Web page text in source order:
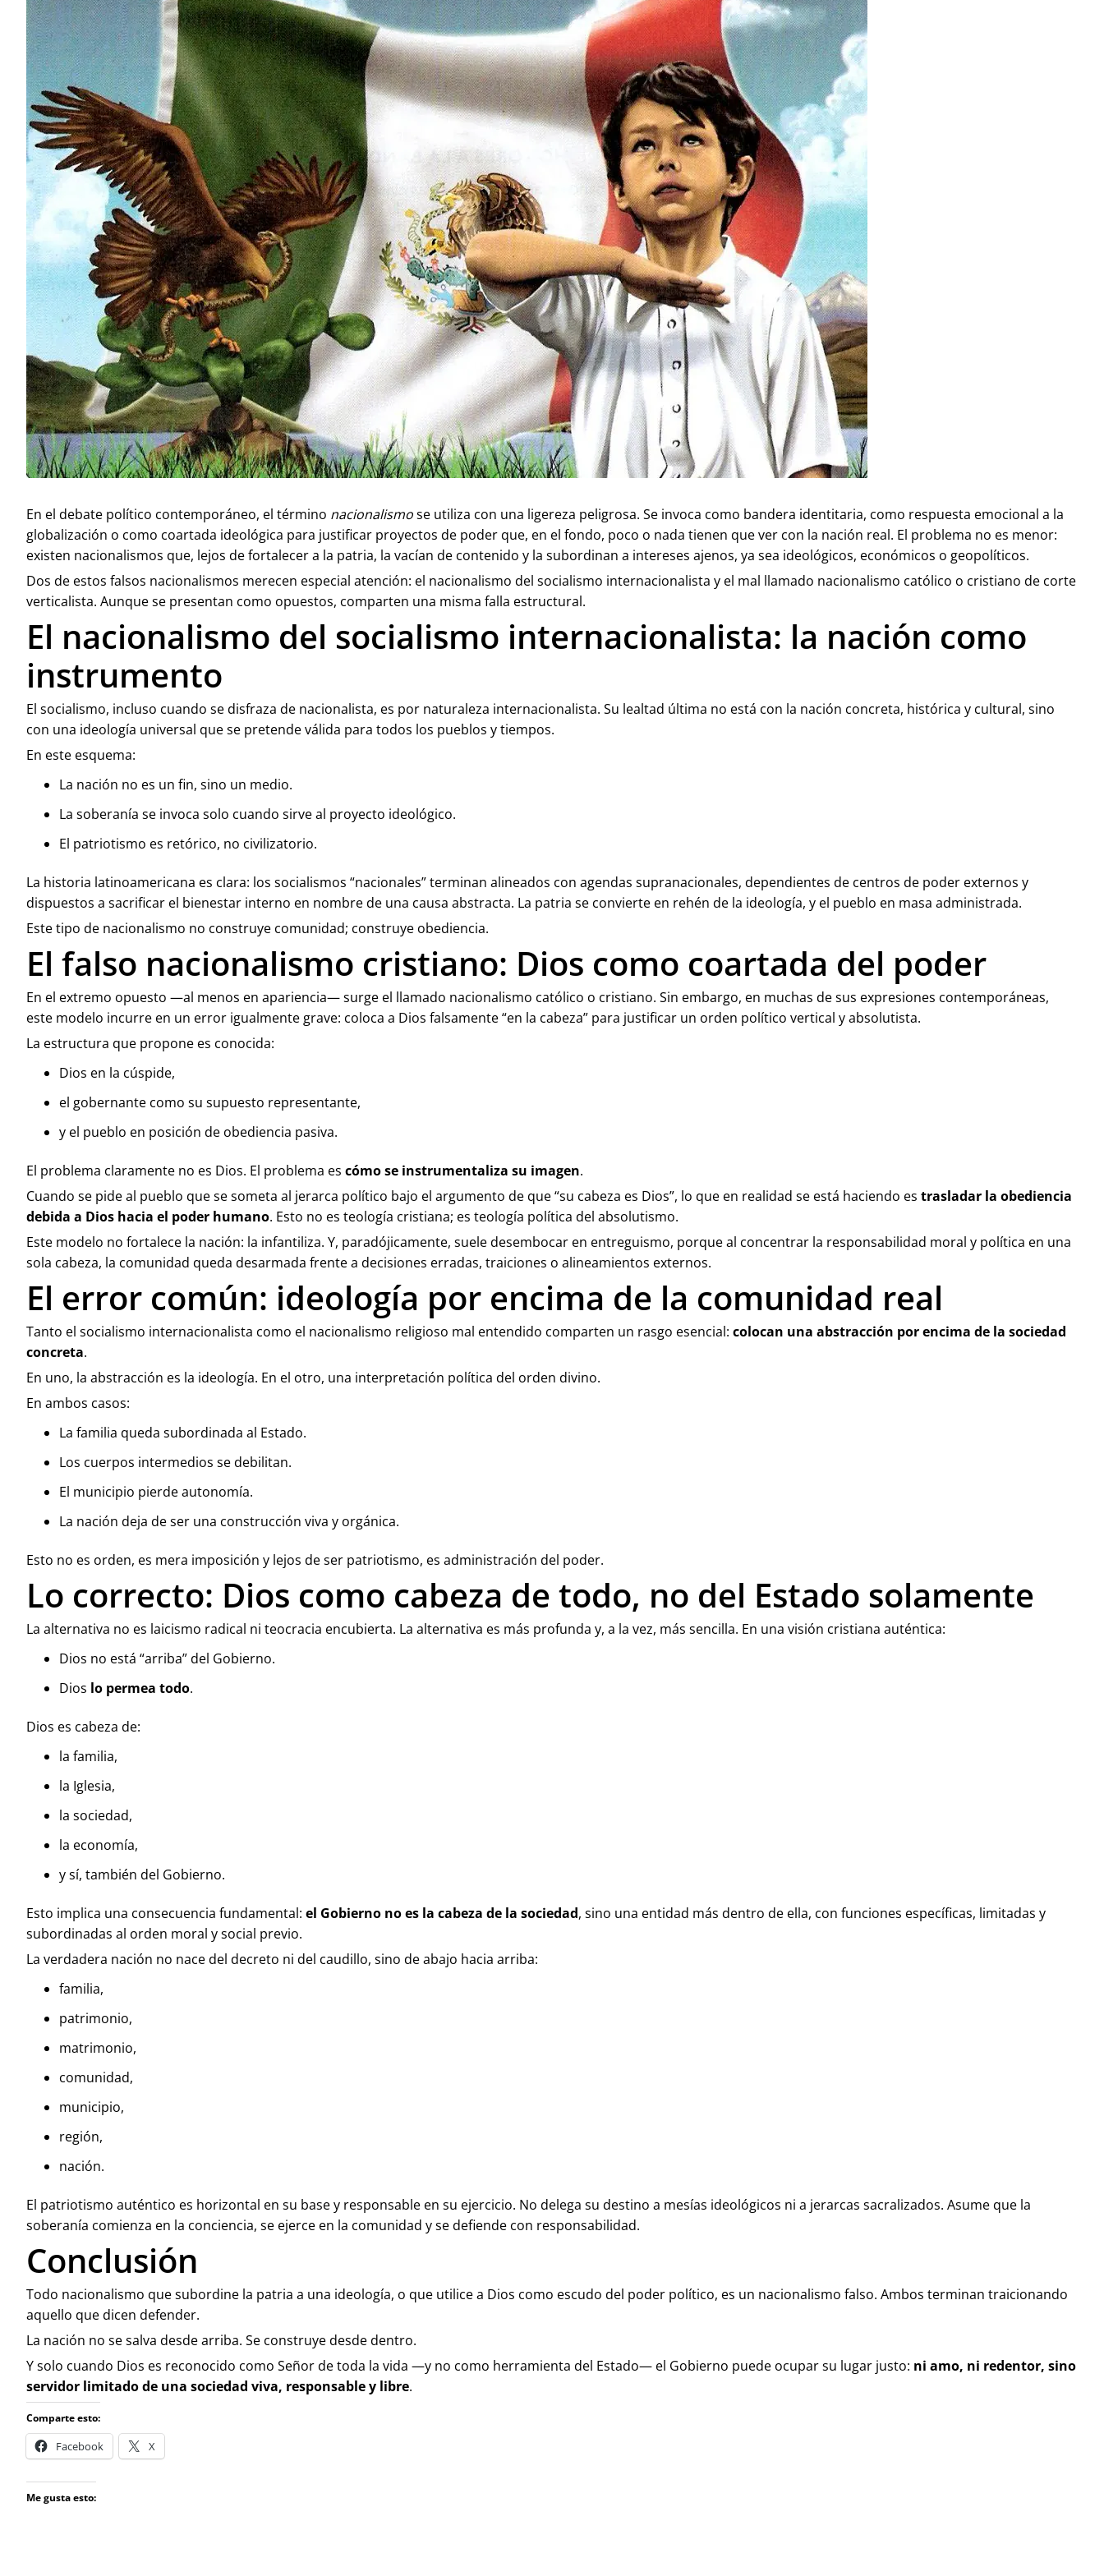
En el debate político contemporáneo, el término nacionalismose utiliza con una ligereza peligrosa. Se invoca como bandera identitaria, como respuesta emocional a la
globalización o como coartada ideológica para justificar proyectos de poder que, en el fondo, poco o nada tienen que ver con la nación real. El problema no es menor:
existen nacionalismos que, lejos de fortalecer a la patria, la vacían de contenido y la subordinan a intereses ajenos, ya sea ideológicos, económicos o geopolíticos.
Dos de estos falsos nacionalismos merecen especial atención: el nacionalismo del socialismo internacionalista y el mal llamado nacionalismo católico o cristiano de corte
verticalista. Aunque se presentan como opuestos, comparten una misma falla estructural.
El nacionalismo del socialismo internacionalista: la nación como
instrumento
El socialismo, incluso cuando se disfraza de nacionalista, es por naturaleza internacionalista. Su lealtad última no está con la nación concreta, histórica y cultural, sino
con una ideología universal que se pretende válida para todos los pueblos y tiempos.
En este esquema:
La nación no es un fin, sino un medio.
La soberanía se invoca solo cuando sirve al proyecto ideológico.
El patriotismo es retórico, no civilizatorio.
La historia latinoamericana es clara: los socialismos “nacionales” terminan alineados con agendas supranacionales, dependientes de centros de poder externos y
dispuestos a sacrificar el bienestar interno en nombre de una causa abstracta. La patria se convierte en rehén de la ideología, y el pueblo en masa administrada.
Este tipo de nacionalismo no construye comunidad; construye obediencia.
El falso nacionalismo cristiano: Dios como coartada del poder
En el extremo opuesto —al menos en apariencia— surge el llamado nacionalismo católico o cristiano. Sin embargo, en muchas de sus expresiones contemporáneas,
este modelo incurre en un error igualmente grave: coloca a Dios falsamente “en la cabeza” para justificar un orden político vertical y absolutista.
La estructura que propone es conocida:
Dios en la cúspide,
el gobernante como su supuesto representante,
y el pueblo en posición de obediencia pasiva.
El problema claramente no es Dios. El problema es cómo se instrumentaliza su imagen.
Cuando se pide al pueblo que se someta al jerarca político bajo el argumento de que “su cabeza es Dios”, lo que en realidad se está haciendo es trasladar la obediencia
debida a Dios hacia el poder humano. Esto no es teología cristiana; es teología política del absolutismo.
Este modelo no fortalece la nación: la infantiliza. Y, paradójicamente, suele desembocar en entreguismo, porque al concentrar la responsabilidad moral y política en una
sola cabeza, la comunidad queda desarmada frente a decisiones erradas, traiciones o alineamientos externos.
El error común: ideología por encima de la comunidad real
Tanto el socialismo internacionalista como el nacionalismo religioso mal entendido comparten un rasgo esencial: colocan una abstracción por encima de la sociedad
concreta.
En uno, la abstracción es la ideología. En el otro, una interpretación política del orden divino.
En ambos casos:
La familia queda subordinada al Estado.
Los cuerpos intermedios se debilitan.
El municipio pierde autonomía.
La nación deja de ser una construcción viva y orgánica.
Esto no es orden, es mera imposición y lejos de ser patriotismo, es administración del poder.
Lo correcto: Dios como cabeza de todo, no del Estado solamente
La alternativa no es laicismo radical ni teocracia encubierta. La alternativa es más profunda y, a la vez, más sencilla. En una visión cristiana auténtica:
Dios no está “arriba” del Gobierno.
Dios lo permea todo.
Dios es cabeza de:
la familia,
la Iglesia,
la sociedad,
la economía,
y sí, también del Gobierno.
Esto implica una consecuencia fundamental: el Gobierno no es la cabeza de la sociedad, sino una entidad más dentro de ella, con funciones específicas, limitadas y
subordinadas al orden moral y social previo.
La verdadera nación no nace del decreto ni del caudillo, sino de abajo hacia arriba:
familia,
patrimonio,
matrimonio,
comunidad,
municipio,
región,
nación.
El patriotismo auténtico es horizontal en su base y responsable en su ejercicio. No delega su destino a mesías ideológicos ni a jerarcas sacralizados. Asume que la
soberanía comienza en la conciencia, se ejerce en la comunidad y se defiende con responsabilidad.
Conclusión
Todo nacionalismo que subordine la patria a una ideología, o que utilice a Dios como escudo del poder político, es un nacionalismo falso. Ambos terminan traicionando
aquello que dicen defender.
La nación no se salva desde arriba. Se construye desde dentro.
Y solo cuando Dios es reconocido como Señor de toda la vida —y no como herramienta del Estado— el Gobierno puede ocupar su lugar justo: ni amo, ni redentor, sino
servidor limitado de una sociedad viva, responsable y libre.
Comparte esto:
Facebook X
Me gusta esto: